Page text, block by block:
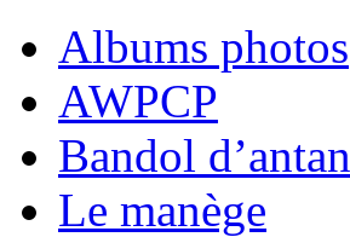
Albums photos
AWPCP
Bandol d’antan
Le manège